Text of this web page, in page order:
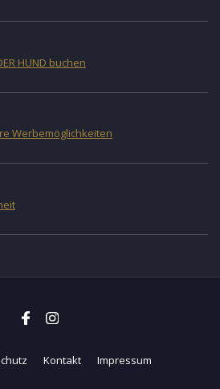
HUND buchen
Werbemöglichkeiten
Kontakt Impressum